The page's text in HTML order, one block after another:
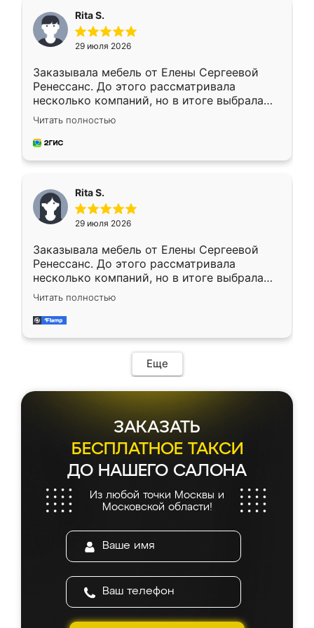
Rita S.
29 июля 2026
Заказывала мебель от Елены Сергеевой
Ренессанс. До этого рассматривала
несколько компаний, но в итоге выбрала
эту. Сначала обговорили условия, потом
приехал замерщик, всё спокойно объяснил
и снял размеры. Изготовили в срок, с
каких-либо доработок. Качеством осталась
довольна, все выглядит так, как и ожидала.
Читать полностью
Rita S.
29 июля 2026
Заказывала мебель от Елены Сергеевой
Ренессанс. До этого рассматривала
несколько компаний, но в итоге выбрала
эту. Сначала обговорили условия, потом
приехал замерщик, всё спокойно объяснил
и снял размеры. Изготовили в срок, с
мебель сразу встала на свое место без
каких-либо доработок. Качеством осталась
довольна, все выглядит так, как и ожидала.
Читать полностью
Еще
ЗАКАЗАТЬ
БЕСПЛАТНОЕ ТАКСИ
ДО НАШЕГО САЛОНА
Из любой точки Москвы и
Московской области!